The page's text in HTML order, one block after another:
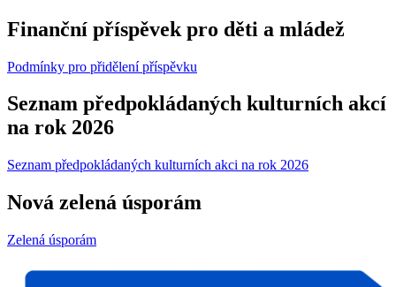
Finanční příspěvek pro děti a mládež
Podmínky pro přidělení příspěvku
Seznam předpokládaných kulturních akcí
na rok 2026
Seznam předpokládaných kulturních akci na rok 2026
Nová zelená úsporám
Zelená úsporám